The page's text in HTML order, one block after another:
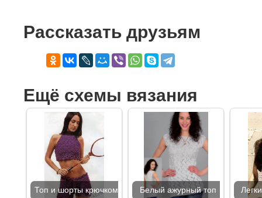
Рассказать друзьям
Ещё схемы вязания
Топ и шорты крючком Белый ажурный топ